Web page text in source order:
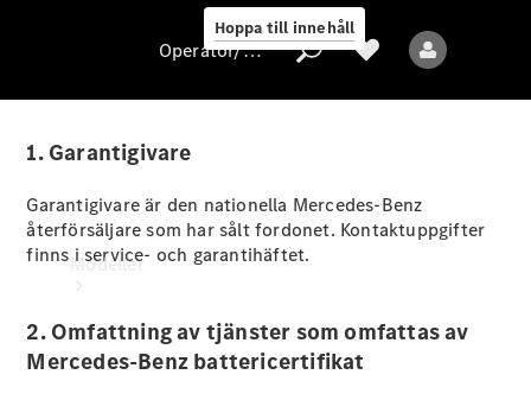
Hoppa till innehåll
av
personuppgifter
Modeller
Operatör/skydd av personuppgifter
1. Garantigivare
Garantigivare är den nationella Mercedes-Benz
återförsäljare som har sålt fordonet. Kontaktuppgifter
finns i service- och garantihäftet.
2. Omfattning av tjänster som omfattas av
Mercedes-Benz battericertifikat